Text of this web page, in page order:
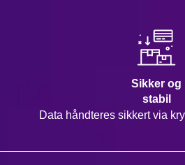
Sikker og
stabil
Data håndteres sikkert via